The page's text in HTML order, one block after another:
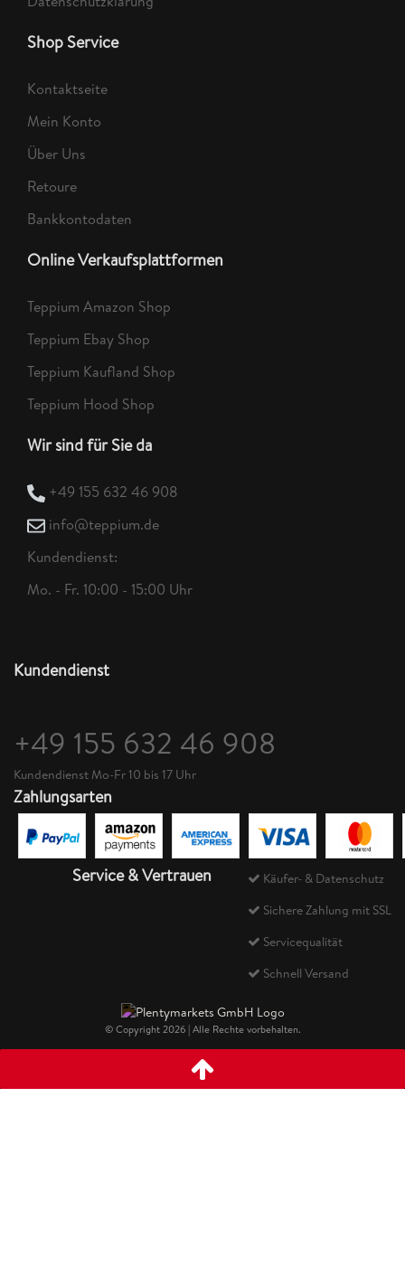
Shop Service
Kontaktseite
Mein Konto
Über Uns
Retoure
Bankkontodaten
Online Verkaufsplattformen
Teppium Amazon Shop
Teppium Ebay Shop
Teppium Kaufland Shop
Teppium Hood Shop
Wir sind für Sie da
+49 155 632 46 908
info@teppium.de
Kundendienst:
Mo. - Fr. 10:00 - 15:00 Uhr
Kundendienst
+49 155 632 46 908
Kundendienst Mo-Fr 10 bis 17 Uhr
Zahlungsarten
Service & Vertrauen
Käufer- & Datenschutz
Sichere Zahlung mit SSL
Servicequalität
Schnell Versand
© Copyright 2026 | Alle Rechte vorbehalten.